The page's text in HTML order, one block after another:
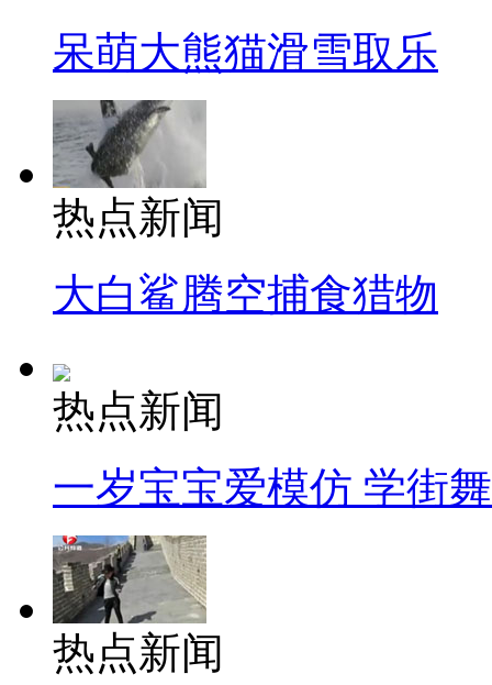
呆萌大熊猫滑雪取乐
热点新闻
大白鲨腾空捕食猎物
热点新闻
一岁宝宝爱模仿 学街
热点新闻